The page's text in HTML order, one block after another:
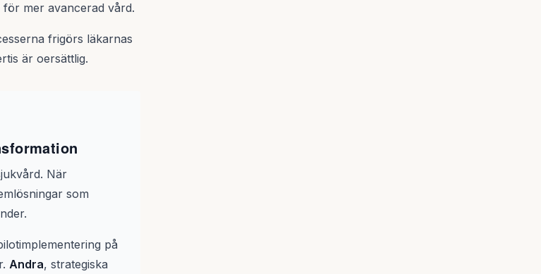
mer avancerad vård.
frigörs läkarnas
är oersättlig.
När
som
på
Andra, strategiska